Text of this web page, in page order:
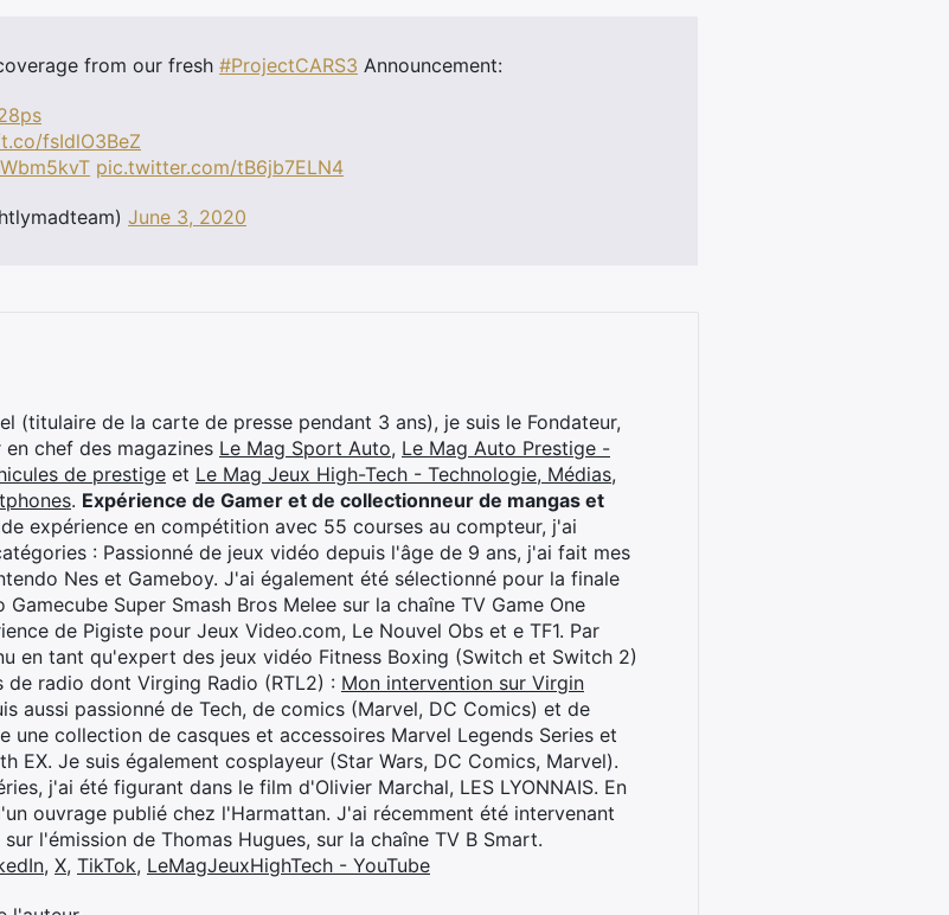
from our fresh #ProjectCARS3 Announcement:
fsIdlO3BeZ
pic.twitter.com/tB6jb7ELN4
June 3, 2020
(titulaire de la carte de presse pendant 3 ans), je suis le Fondateur,
chef des magazines Le Mag Sport Auto, Le Mag Auto Prestige -
de prestige et Le Mag Jeux High-Tech - Technologie, Médias,
. Expérience de Gamer et de collectionneur de mangas et
expérience en compétition avec 55 courses au compteur, j'ai
: Passionné de jeux vidéo depuis l'âge de 9 ans, j'ai fait mes
Nes et Gameboy. J'ai également été sélectionné pour la finale
Super Smash Bros Melee sur la chaîne TV Game One
de Pigiste pour Jeux Video.com, Le Nouvel Obs et e TF1. Par
en tant qu'expert des jeux vidéo Fitness Boxing (Switch et Switch 2)
de radio dont Virging Radio (RTL2) : Mon intervention sur Virgin
aussi passionné de Tech, de comics (Marvel, DC Comics) et de
une collection de casques et accessoires Marvel Legends Series et
EX. Je suis également cosplayeur (Star Wars, DC Comics, Marvel).
j'ai été figurant dans le film d'Olivier Marchal, LES LYONNAIS. En
ouvrage publié chez l'Harmattan. J'ai récemment été intervenant
l'émission de Thomas Hugues, sur la chaîne TV B Smart.
, X, TikTok, LeMagJeuxHighTech - YouTube